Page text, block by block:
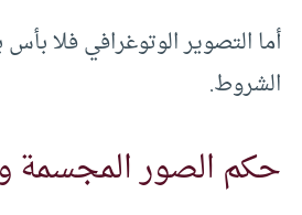
أما التصوير الوتوغرافي فلا
الشروط.
حكم الصور المجسمة